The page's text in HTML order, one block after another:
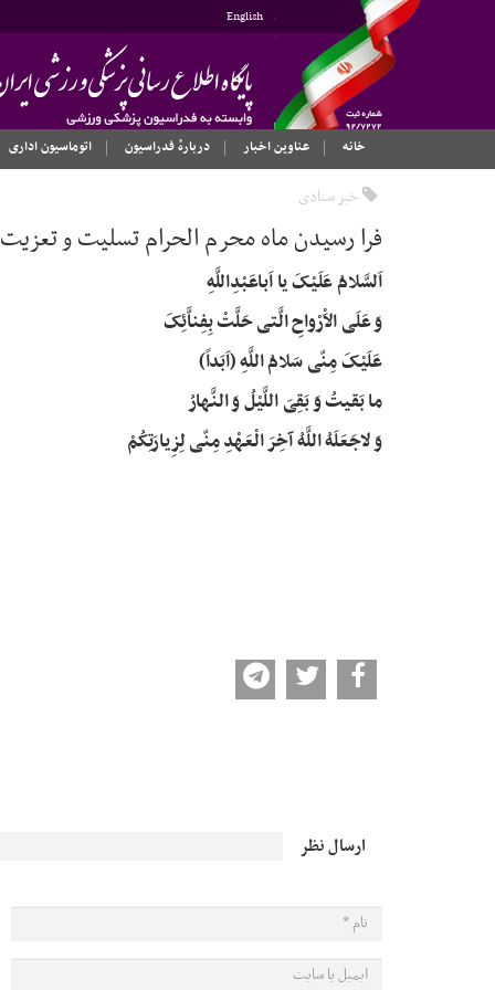
English
خانه
عناوین اخبار دربارهٔ فدراسیون اتوماسیون اداری
خبر ستادی
فرا رسیدن ماه محرم الحرام تسلیت و تعزیت
اَلسَّلامُ عَلَیْکَ یا اَباعَبْدِاللَّهِ
وَ عَلَی الاَْرْواحِ الَّتی حَلَّتْ بِفِناَّئِکَ
عَلَیْکَ مِنّی سَلامُ اللَّهِ (اَبَداً)
ما بَقیتُ وَ بَقِیَ اللَّیْلُ وَ النَّهارُ
وَ لاجَعَلَهُ اللَّهُ آخِرَ الْعَهْدِ مِنّی لِزِیارَتِکُمْ
ارسال نظر